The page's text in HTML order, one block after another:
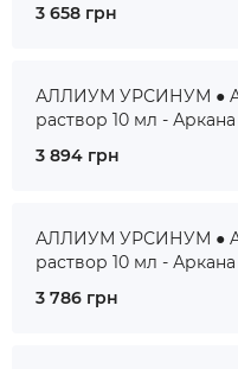
3 658 грн
АЛЛИУМ УРСИНУМ ●
раствор 10 мл -
3 894 грн
АЛЛИУМ УРСИНУМ ●
раствор 10 мл -
3 786 грн